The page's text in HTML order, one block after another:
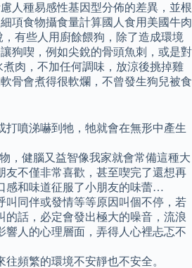
人種易感性基因型分佈的差異，並根
項食物攝食量計算國人食用美國牛肉
有些人用廚餘餵狗，除了造成環境
狗喫，例如尖銳的骨頭魚刺，或是對
肉，不加任何調味，放涼後挑掉雞
骨會煮得很軟爛，不曾發生狗兒被食
打噴涕嚇到牠，牠就會在無形中產生
，健腦又益智像我家就會常備這種大
友不僅非常喜歡，甚至喫完了還想再
感和味道征服了小朋友的味蕾…
叫同伴或發情等等原因叫個不停，若
的話，必定會發出極大的噪音，流浪
響人的心理層面，弄得人心裡忐忑不
頻繁的環境不安靜也不安全。